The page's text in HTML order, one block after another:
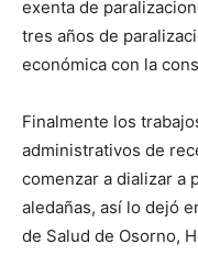
exenta de
tres años de
económica con la
Finalmente los
administrativos de
comenzar a dializar a
aledañas, así lo dejó
de Salud de Osorno,